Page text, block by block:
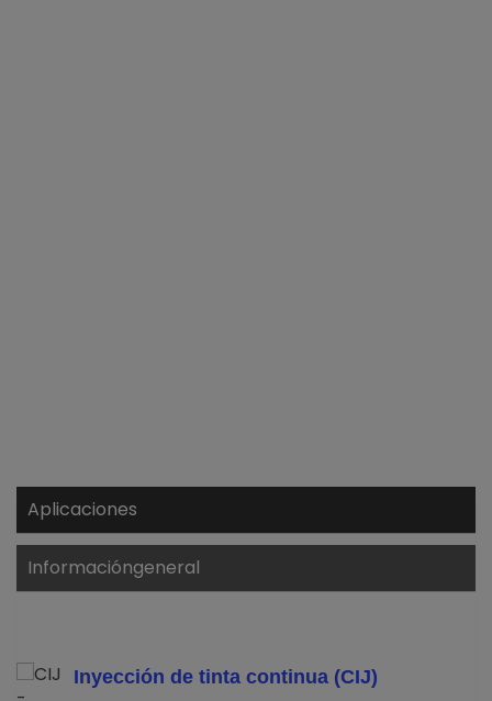
Aplicaciones
Informacióngeneral
Inyección de tinta continua (CIJ)